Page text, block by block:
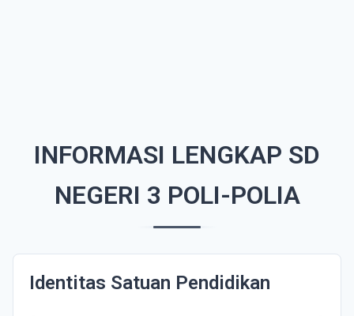
INFORMASI LENGKAP SD
NEGERI 3 POLI-POLIA
Identitas Satuan Pendidikan